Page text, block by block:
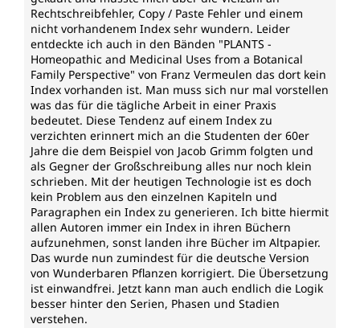
Rechtschreibfehler, Copy / Paste Fehler und einem
nicht vorhandenem Index sehr wundern. Leider
entdeckte ich auch in den Bänden "PLANTS -
Homeopathic and Medicinal Uses from a Botanical
Family Perspective" von Franz Vermeulen das dort kein
Index vorhanden ist. Man muss sich nur mal vorstellen
was das für die tägliche Arbeit in einer Praxis
bedeutet. Diese Tendenz auf einem Index zu
verzichten erinnert mich an die Studenten der 60er
Jahre die dem Beispiel von Jacob Grimm folgten und
als Gegner der Großschreibung alles nur noch klein
schrieben. Mit der heutigen Technologie ist es doch
kein Problem aus den einzelnen Kapiteln und
Paragraphen ein Index zu generieren. Ich bitte hiermit
allen Autoren immer ein Index in ihren Büchern
aufzunehmen, sonst landen ihre Bücher im Altpapier.
Das wurde nun zumindest für die deutsche Version
von Wunderbaren Pflanzen korrigiert. Die Übersetzung
ist einwandfrei. Jetzt kann man auch endlich die Logik
besser hinter den Serien, Phasen und Stadien
verstehen.